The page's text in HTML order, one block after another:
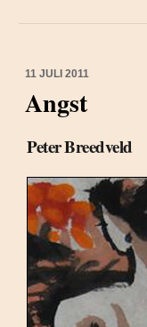
11 JULI 2011
Angst
Peter Breedveld